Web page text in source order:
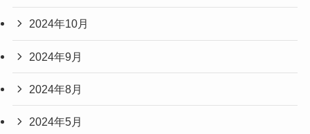
2024年10月
2024年9月
2024年8月
2024年5月